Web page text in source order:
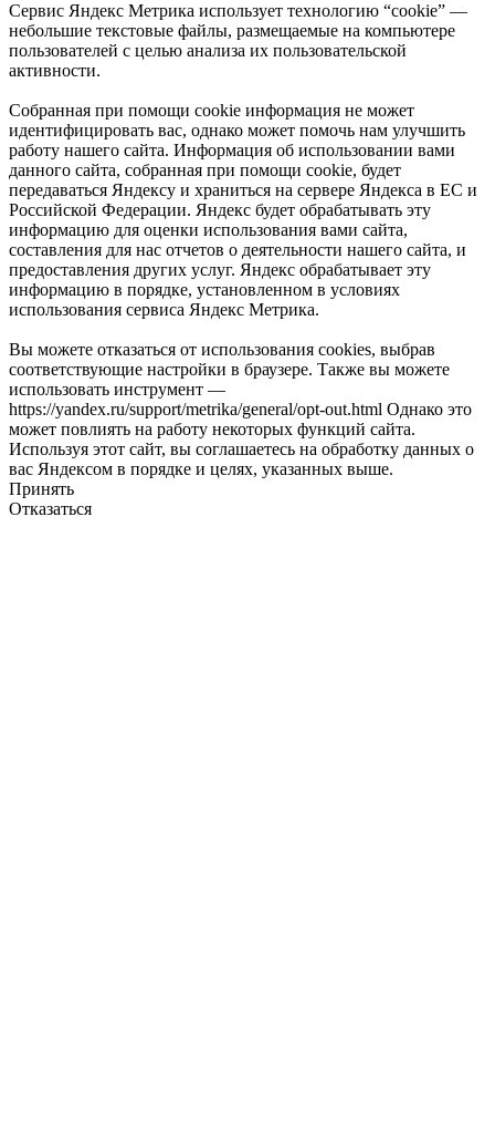
Сервис Яндекс Метрика использует технологию “cookie” —
небольшие текстовые файлы, размещаемые на компьютере
пользователей с целью анализа их пользовательской
активности.
Собранная при помощи cookie информация не может
идентифицировать вас, однако может помочь нам улучшить
работу нашего сайта. Информация об использовании вами
данного сайта, собранная при помощи cookie, будет
передаваться Яндексу и храниться на сервере Яндекса в ЕС и
Российской Федерации. Яндекс будет обрабатывать эту
информацию для оценки использования вами сайта,
составления для нас отчетов о деятельности нашего сайта, и
предоставления других услуг. Яндекс обрабатывает эту
информацию в порядке, установленном в условиях
использования сервиса Яндекс Метрика.
Вы можете отказаться от использования cookies, выбрав
соответствующие настройки в браузере. Также вы можете
использовать инструмент —
https://yandex.ru/support/metrika/general/opt-out.html Однако это
может повлиять на работу некоторых функций сайта.
Используя этот сайт, вы соглашаетесь на обработку данных о
вас Яндексом в порядке и целях, указанных выше.
Принять
Отказаться